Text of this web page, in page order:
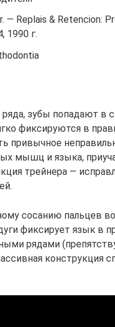
— Replais & Retencion:
1990 г.
ряда, зубы попадают в
фиксируются в
привычное
мышц и языка,
трейнера —
сосанию пальцев
фиксирует язык в
рядами
конструкция